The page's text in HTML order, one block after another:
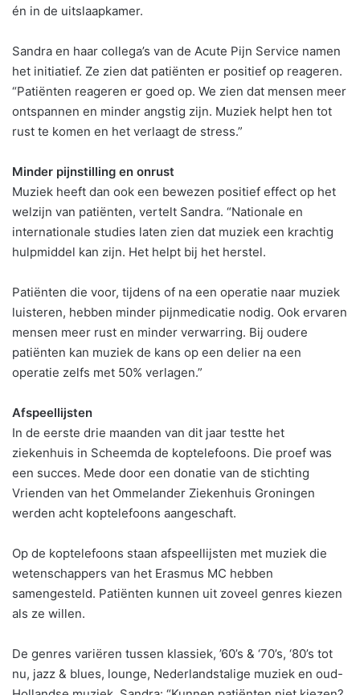
én in de uitslaapkamer.
Sandra en haar collega’s van de Acute Pijn Service namen
het initiatief. Ze zien dat patiënten er positief op reageren.
“Patiënten reageren er goed op. We zien dat mensen meer
ontspannen en minder angstig zijn. Muziek helpt hen tot
rust te komen en het verlaagt de stress.”
Minder pijnstilling en onrust
Muziek heeft dan ook een bewezen positief effect op het
welzijn van patiënten, vertelt Sandra. “Nationale en
internationale studies laten zien dat muziek een krachtig
hulpmiddel kan zijn. Het helpt bij het herstel.
Patiënten die voor, tijdens of na een operatie naar muziek
luisteren, hebben minder pijnmedicatie nodig. Ook ervaren
mensen meer rust en minder verwarring. Bij oudere
patiënten kan muziek de kans op een delier na een
operatie zelfs met 50% verlagen.”
Afspeellijsten
In de eerste drie maanden van dit jaar testte het
ziekenhuis in Scheemda de koptelefoons. Die proef was
een succes. Mede door een donatie van de stichting
Vrienden van het Ommelander Ziekenhuis Groningen
werden acht koptelefoons aangeschaft.
Op de koptelefoons staan afspeellijsten met muziek die
wetenschappers van het Erasmus MC hebben
samengesteld. Patiënten kunnen uit zoveel genres kiezen
als ze willen.
De genres variëren tussen klassiek, ’60’s & ‘70’s, ‘80’s tot
nu, jazz & blues, lounge, Nederlandstalige muziek en oud-